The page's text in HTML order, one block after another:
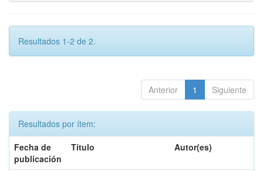
Resultados 1-2 de 2.
Anterior 1 Siguiente
Resultados por ítem:
Fecha de
publicación
Título Autor(es)